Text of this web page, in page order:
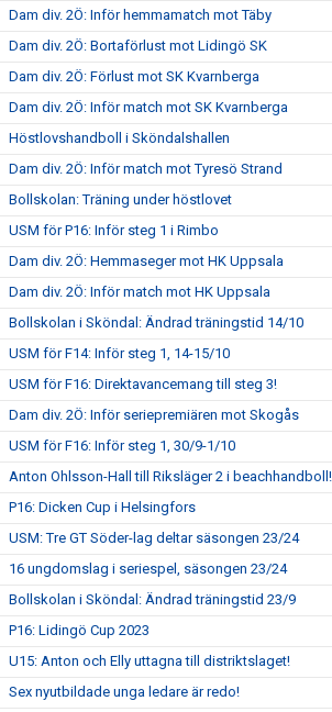
Dam div. 2Ö: Inför hemmamatch mot Täby
Dam div. 2Ö: Bortaförlust mot Lidingö SK
Dam div. 2Ö: Förlust mot SK Kvarnberga
Dam div. 2Ö: Inför match mot SK Kvarnberga
Höstlovshandboll i Sköndalshallen
Dam div. 2Ö: Inför match mot Tyresö Strand
Bollskolan: Träning under höstlovet
USM för P16: Inför steg 1 i Rimbo
Dam div. 2Ö: Hemmaseger mot HK Uppsala
Dam div. 2Ö: Inför match mot HK Uppsala
Bollskolan i Sköndal: Ändrad träningstid 14/10
USM för F14: Inför steg 1, 14-15/10
USM för F16: Direktavancemang till steg 3!
Dam div. 2Ö: Inför seriepremiären mot Skogås
USM för F16: Inför steg 1, 30/9-1/10
Anton Ohlsson-Hall till Riksläger 2 i beachhandboll!
P16: Dicken Cup i Helsingfors
USM: Tre GT Söder-lag deltar säsongen 23/24
16 ungdomslag i seriespel, säsongen 23/24
Bollskolan i Sköndal: Ändrad träningstid 23/9
P16: Lidingö Cup 2023
U15: Anton och Elly uttagna till distriktslaget!
Sex nyutbildade unga ledare är redo!